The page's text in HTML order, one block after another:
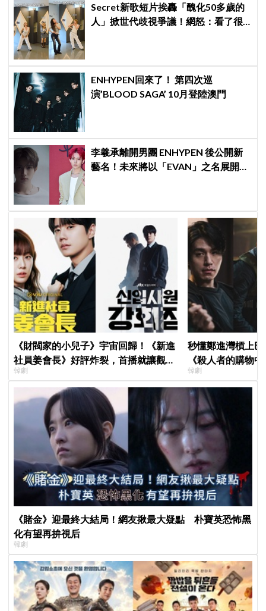
Secret新歌短片挨轟「醜化50多歲的
人」掀世代歧視爭議！網怒：看了很
ENHYPEN回來了！ 第四次巡
演’BLOOD SAGA’ 10月登陸澳門
李羲承離開男團 ENHYPEN 後公開新
藝名！未來將以「EVAN」之名展開
《財閥家的小兒子》宇宙回歸！《新進
社員姜會長》好評炸裂，首播就讓觀眾
多巴胺爆表
韓劇
秒懂鄭進灣槓上
《殺人者的購物
快速複習
韓劇
《賭金》迎最終大結局！網友揪最大疑點 朴寶英恐怖黑
化有望再拚視后
韓劇